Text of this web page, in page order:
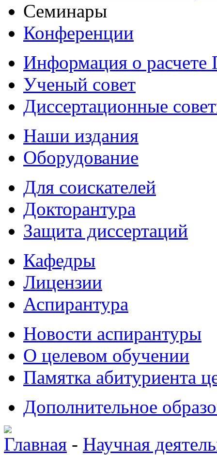
Семинары
Конференции
Информация о
Ученый совет
Диссертационные
Наши издания
Оборудование
Для соискателей
Докторантура
Защита диссертаций
Кафедры
Лицензии
Аспирантура
Новости аспирантуры
О целевом обучении
Памятка абитуриента
Дополнительное
Главная - Научная